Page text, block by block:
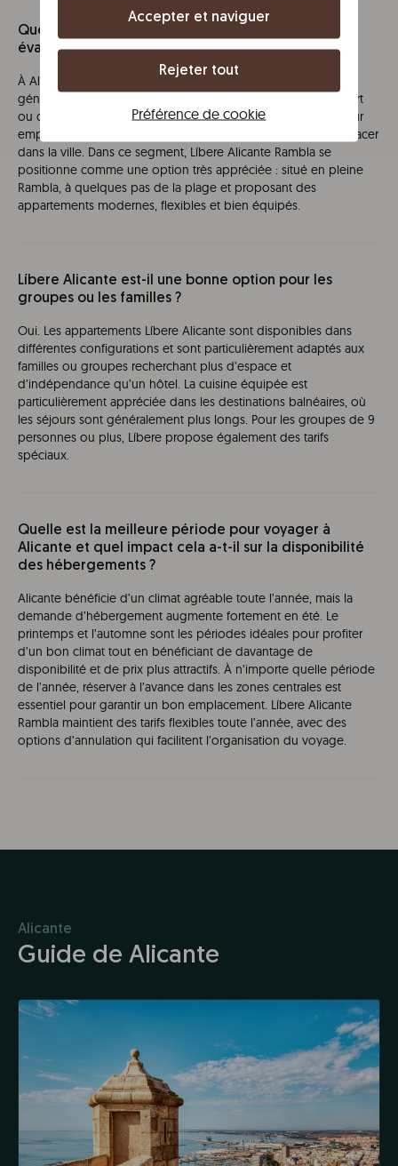
Quels hébergements à Alicante ont de bonnes
évaluations et une localisation centrale ?
À Alicante, les hébergements les mieux notés se situent
généralement dans le centre-ville, près de l’Explanada, du Port
ou de la plage du Postiguet. Beaucoup se distinguent par leur
emplacement, le confort des espaces et la facilité de se déplacer
dans la ville. Dans ce segment, Líbere Alicante Rambla se
positionne comme une option très appréciée : situé en pleine
Rambla, à quelques pas de la plage et proposant des
appartements modernes, flexibles et bien équipés.
Líbere Alicante est-il une bonne option pour les
groupes ou les familles ?
Oui. Les appartements Líbere Alicante sont disponibles dans
différentes configurations et sont particulièrement adaptés aux
familles ou groupes recherchant plus d’espace et
d’indépendance qu’un hôtel. La cuisine équipée est
particulièrement appréciée dans les destinations balnéaires, où
les séjours sont généralement plus longs. Pour les groupes de 9
personnes ou plus, Líbere propose également des tarifs
spéciaux.
Quelle est la meilleure période pour voyager à
Alicante et quel impact cela a-t-il sur la disponibilité
des hébergements ?
Alicante bénéficie d’un climat agréable toute l’année, mais la
demande d’hébergement augmente fortement en été. Le
printemps et l’automne sont les périodes idéales pour profiter
d’un bon climat tout en bénéficiant de davantage de
disponibilité et de prix plus attractifs. À n’importe quelle période
de l’année, réserver à l’avance dans les zones centrales est
essentiel pour garantir un bon emplacement. Líbere Alicante
Rambla maintient des tarifs flexibles toute l’année, avec des
options d’annulation qui facilitent l’organisation du voyage.
Alicante
Guide de Alicante
Accepter et naviguer
Rejeter tout
Préférence de cookie